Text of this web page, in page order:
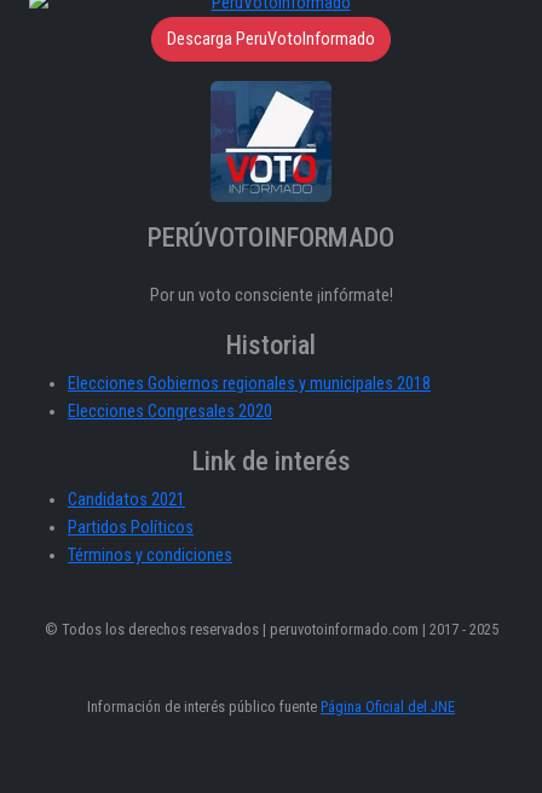
Descarga PeruVotoInformado
PERÚVOTOINFORMADO
Por un voto consciente ¡infórmate!
Historial
Elecciones Gobiernos regionales y municipales 2018
Elecciones Congresales 2020
Link de interés
Candidatos 2021
Partidos Políticos
Términos y condiciones
© Todos los derechos reservados | peruvotoinformado.com | 2017 - 2025
Información de interés público fuente Página Oficial del JNE